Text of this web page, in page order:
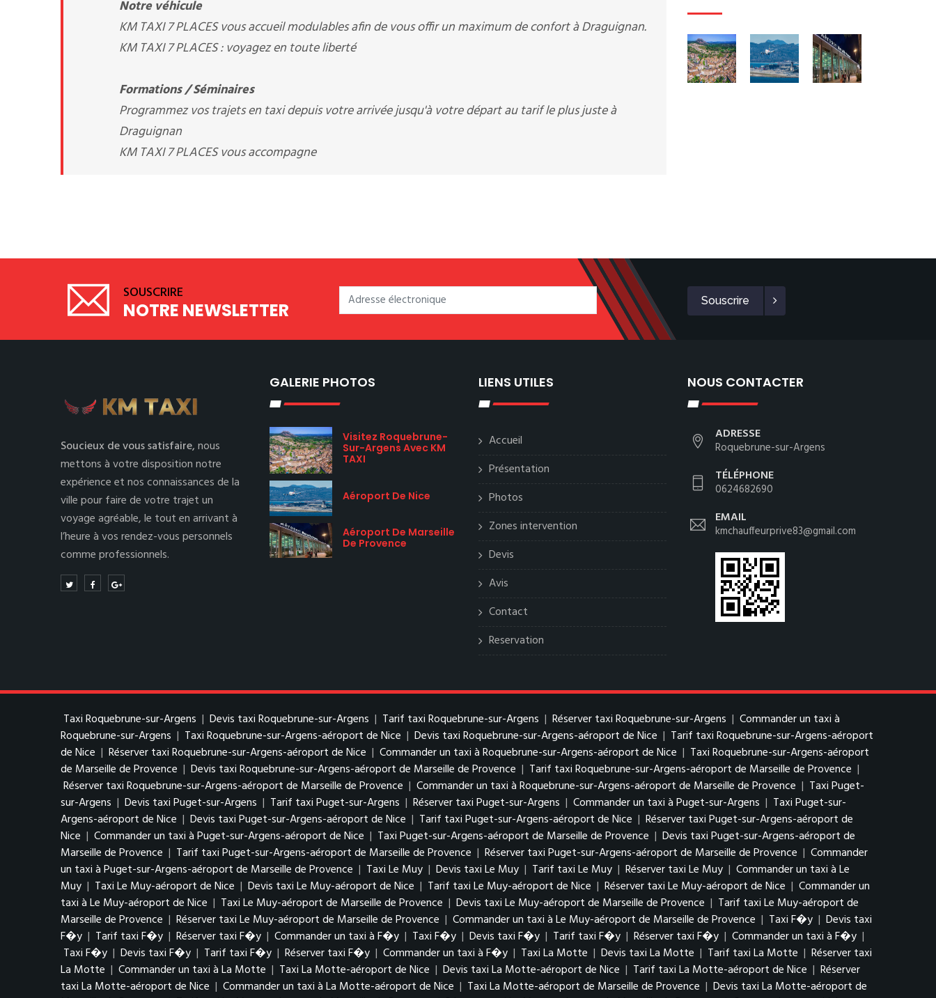
Notre véhicule
KM TAXI 7 PLACES vous accueil modulables afin de vous offir un maximum de confort à Draguignan.
KM TAXI 7 PLACES : voyagez en toute liberté
Formations / Séminaires
Programmez vos trajets en taxi depuis votre arrivée jusqu'à votre départ au tarif le plus juste à
Draguignan
KM TAXI 7 PLACES vous accompagne
SOUSCRIRE
NOTRE NEWSLETTER Souscrire
Soucieux de vous satisfaire,nous
mettons à votre disposition notre
expérience et nos connaissances de la
ville pour faire de votre trajet un
voyage agréable, le tout en arrivant à
l’heure à vos rendez-vous personnels
comme professionnels.
GALERIE PHOTOS
Visitez Roquebrune-
Sur-Argens Avec KM
TAXI
Aéroport De Nice
Aéroport De Marseille
De Provence
LIENS UTILES
Accueil
Présentation
Photos
Zones intervention
Devis
Avis
Contact
Reservation
NOUS CONTACTER
ADRESSE
Roquebrune-sur-Argens
TÉLÉPHONE
0624682690
EMAIL
kmchauffeurprive83@gmail.com
Taxi Roquebrune-sur-Argens | Devis taxi Roquebrune-sur-Argens | Tarif taxi Roquebrune-sur-Argens | Réserver taxi Roquebrune-sur-Argens | Commander un taxi à
Roquebrune-sur-Argens | Taxi Roquebrune-sur-Argens-aéroport de Nice | Devis taxi Roquebrune-sur-Argens-aéroport de Nice | Tarif taxi Roquebrune-sur-Argens-aéroport
de Nice | Réserver taxi Roquebrune-sur-Argens-aéroport de Nice | Commander un taxi à Roquebrune-sur-Argens-aéroport de Nice | Taxi Roquebrune-sur-Argens-aéroport
de Marseille de Provence | Devis taxi Roquebrune-sur-Argens-aéroport de Marseille de Provence | Tarif taxi Roquebrune-sur-Argens-aéroport de Marseille de Provence |
Réserver taxi Roquebrune-sur-Argens-aéroport de Marseille de Provence | Commander un taxi à Roquebrune-sur-Argens-aéroport de Marseille de Provence | Taxi Puget-
sur-Argens | Devis taxi Puget-sur-Argens | Tarif taxi Puget-sur-Argens | Réserver taxi Puget-sur-Argens | Commander un taxi à Puget-sur-Argens | Taxi Puget-sur-
Argens-aéroport de Nice | Devis taxi Puget-sur-Argens-aéroport de Nice | Tarif taxi Puget-sur-Argens-aéroport de Nice | Réserver taxi Puget-sur-Argens-aéroport de
Nice | Commander un taxi à Puget-sur-Argens-aéroport de Nice | Taxi Puget-sur-Argens-aéroport de Marseille de Provence | Devis taxi Puget-sur-Argens-aéroport de
Marseille de Provence | Tarif taxi Puget-sur-Argens-aéroport de Marseille de Provence | Réserver taxi Puget-sur-Argens-aéroport de Marseille de Provence | Commander
un taxi à Puget-sur-Argens-aéroport de Marseille de Provence | Taxi Le Muy | Devis taxi Le Muy | Tarif taxi Le Muy | Réserver taxi Le Muy | Commander un taxi à Le
Muy | Taxi Le Muy-aéroport de Nice | Devis taxi Le Muy-aéroport de Nice | Tarif taxi Le Muy-aéroport de Nice | Réserver taxi Le Muy-aéroport de Nice | Commander un
taxi à Le Muy-aéroport de Nice | Taxi Le Muy-aéroport de Marseille de Provence | Devis taxi Le Muy-aéroport de Marseille de Provence | Tarif taxi Le Muy-aéroport de
Marseille de Provence | Réserver taxi Le Muy-aéroport de Marseille de Provence | Commander un taxi à Le Muy-aéroport de Marseille de Provence | Taxi F�y | Devis taxi
F�y | Tarif taxi F�y | Réserver taxi F�y | Commander un taxi à F�y | Taxi F�y | Devis taxi F�y | Tarif taxi F�y | Réserver taxi F�y | Commander un taxi à F�y |
Taxi F�y | Devis taxi F�y | Tarif taxi F�y | Réserver taxi F�y | Commander un taxi à F�y | Taxi La Motte | Devis taxi La Motte | Tarif taxi La Motte | Réserver taxi
La Motte | Commander un taxi à La Motte | Taxi La Motte-aéroport de Nice | Devis taxi La Motte-aéroport de Nice | Tarif taxi La Motte-aéroport de Nice | Réserver
taxi La Motte-aéroport de Nice | Commander un taxi à La Motte-aéroport de Nice | Taxi La Motte-aéroport de Marseille de Provence | Devis taxi La Motte-aéroport de